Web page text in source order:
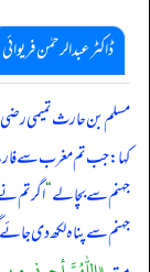
ڈاکٹر عبدالرحمٰن فریوائی
مسلم بن حارث تمیمی رضی
کہا: جب تم مغرب سے فارغ
جہنم سے بچا لے“اگر تم
جہنم سے پناہ لکھ دی